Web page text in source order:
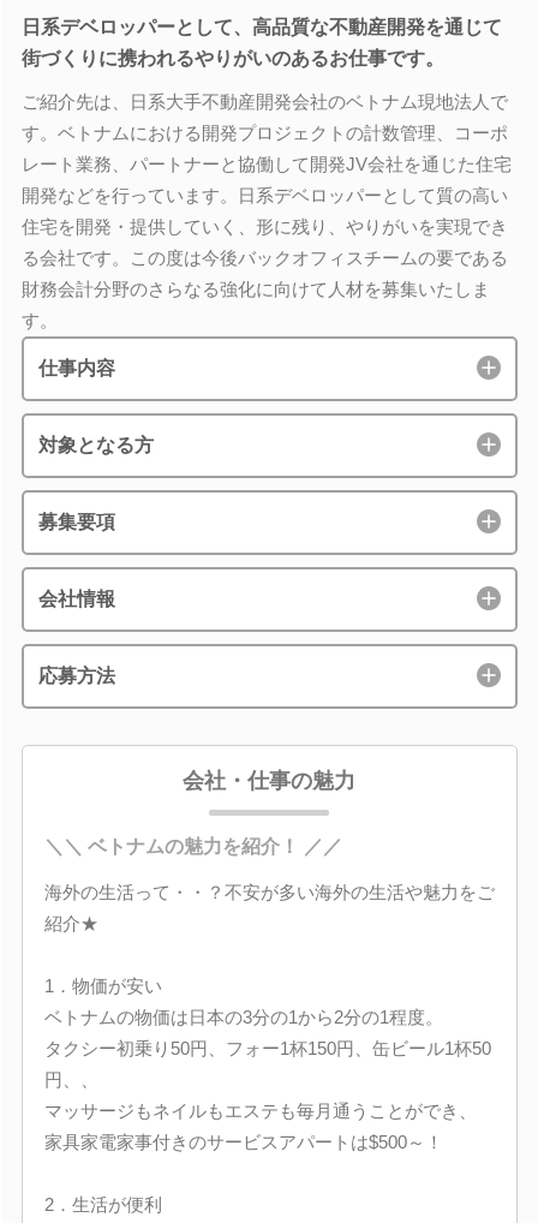
日系デベロッパーとして、高品質な不動産開発を通じて
街づくりに携われるやりがいのあるお仕事です。
ご紹介先は、日系大手不動産開発会社のベトナム現地法人で
す。ベトナムにおける開発プロジェクトの計数管理、コーポ
レート業務、パートナーと協働して開発JV会社を通じた住宅
開発などを行っています。日系デベロッパーとして質の高い
住宅を開発・提供していく、形に残り、やりがいを実現でき
る会社です。この度は今後バックオフィスチームの要である
財務会計分野のさらなる強化に向けて人材を募集いたしま
す。
仕事内容
対象となる方
募集要項
会社情報
応募方法
会社・仕事の魅力
＼＼ ベトナムの魅力を紹介！ ／／
海外の生活って・・？不安が多い海外の生活や魅力をご
紹介★
1．物価が安い
ベトナムの物価は日本の3分の1から2分の1程度。
タクシー初乗り50円、フォー1杯150円、缶ビール1杯50
円、、
マッサージもネイルもエステも毎月通うことができ、
家具家電家事付きのサービスアパートは$500～！
2．生活が便利